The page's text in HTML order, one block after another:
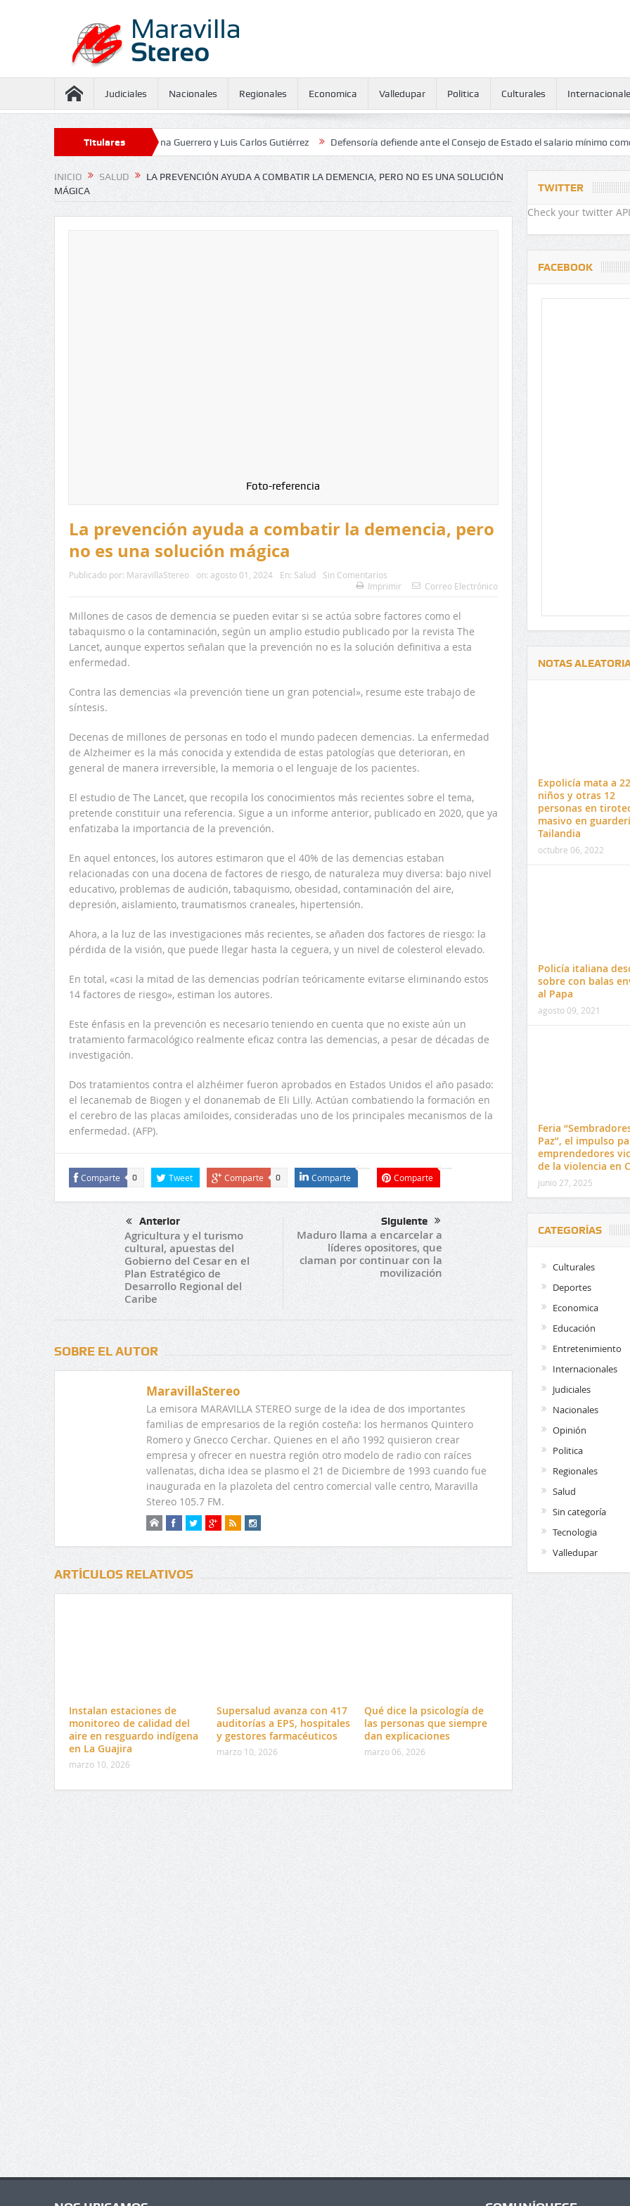
Judiciales Nacionales Regionales Economica Valledupar Politica Culturales
Titulares
contra Juliana Guerrero y Luis Carlos Gutiérrez Defensoría defiende ante el Consejo de Estado el salario mínimo como derecho
INICIO SALUD
LA PREVENCIÓN AYUDA A COMBATIR LA DEMENCIA, PERO NO ES UNA SOLUCIÓN
MÁGICA
Foto-referencia
La prevención ayuda a combatir la demencia, pero
no es una solución mágica
Publicado por: MaravillaStereo on: agosto 01, 2024 En: Salud
Sin Comentarios
Imprimir
Correo Electrónico
Millones de casos de demencia se pueden evitar si se actúa sobre factores como el
tabaquismo o la contaminación, según un amplio estudio publicado por la revista The
Lancet, aunque expertos señalan que la prevención no es la solución definitiva a esta
enfermedad.
Contra las demencias «la prevención tiene un gran potencial», resume este trabajo de
síntesis.
Decenas de millones de personas en todo el mundo padecen demencias. La enfermedad
de Alzheimer es la más conocida y extendida de estas patologías que deterioran, en
general de manera irreversible, la memoria o el lenguaje de los pacientes.
El estudio de The Lancet, que recopila los conocimientos más recientes sobre el tema,
pretende constituir una referencia. Sigue a un informe anterior, publicado en 2020, que ya
enfatizaba la importancia de la prevención.
En aquel entonces, los autores estimaron que el 40% de las demencias estaban
relacionadas con una docena de factores de riesgo, de naturaleza muy diversa: bajo nivel
educativo, problemas de audición, tabaquismo, obesidad, contaminación del aire,
depresión, aislamiento, traumatismos craneales, hipertensión.
Ahora, a la luz de las investigaciones más recientes, se añaden dos factores de riesgo: la
pérdida de la visión, que puede llegar hasta la ceguera, y un nivel de colesterol elevado.
En total, «casi la mitad de las demencias podrían teóricamente evitarse eliminando estos
14 factores de riesgo», estiman los autores.
Este énfasis en la prevención es necesario teniendo en cuenta que no existe aún un
tratamiento farmacológico realmente eficaz contra las demencias, a pesar de décadas de
investigación.
Dos tratamientos contra el alzhéimer fueron aprobados en Estados Unidos el año pasado:
el lecanemab de Biogen y el donanemab de Eli Lilly. Actúan combatiendo la formación en
el cerebro de las placas amiloides, consideradas uno de los principales mecanismos de la
enfermedad. (AFP).
Comparte 0 Tweet Comparte 0 Comparte Comparte
Anterior
Agricultura y el turismo
cultural, apuestas del
Gobierno del Cesar en el
Plan Estratégico de
Desarrollo Regional del
Caribe
Siguiente
Maduro llama a encarcelar a
líderes opositores, que
claman por continuar con la
movilización
SOBRE EL AUTOR
MaravillaStereo
La emisora MARAVILLA STEREO surge de la idea de dos importantes
familias de empresarios de la región costeña: los hermanos Quintero
Romero y Gnecco Cerchar. Quienes en el año 1992 quisieron crear
empresa y ofrecer en nuestra región otro modelo de radio con raíces
vallenatas, dicha idea se plasmo el 21 de Diciembre de 1993 cuando fue
inaugurada en la plazoleta del centro comercial valle centro, Maravilla
Stereo 105.7 FM.
ARTÍCULOS RELATIVOS
Instalan estaciones de
monitoreo de calidad del
aire en resguardo indígena
en La Guajira
marzo 10, 2026
Supersalud avanza con 417
auditorías a EPS, hospitales
y gestores farmacéuticos
marzo 10, 2026
Qué dice la psicología de
las personas que siempre
dan explicaciones
marzo 06, 2026
TWITTER
Check your twitter
FACEBOOK
NOTAS
Expolicía mata a 22
niños y otras 12
personas en
masivo en
Tailandia
octubre 06, 2022
Policía italiana
sobre con balas
al Papa
agosto 09, 2021
Feria
Paz”, el impulso
emprendedores
de la violencia en
junio 27, 2025
CATEGORÍAS
Culturales
Deportes
Economica
Educación
Entretenimiento
Internacionales
Judiciales
Nacionales
Opinión
Politica
Regionales
Salud
Sin categoría
Tecnologia
Valledupar
Delwin Jiménez, nuevo Contralor
Departamental del Cesar
El 17 de enero vence
venta de pines para
preuniversitario de la